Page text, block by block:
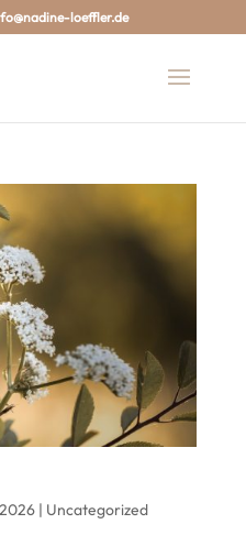
loeffler.de
| Uncategorized